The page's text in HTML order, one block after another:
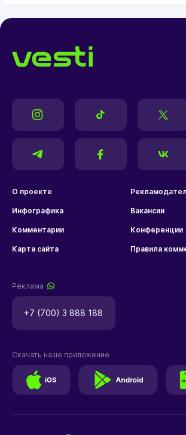
О проекте
Инфографика Вакансии
Комментарии Конференции
Карта сайта Правила
Реклама
+7 (700) 3 888 188
Скачать наше приложение